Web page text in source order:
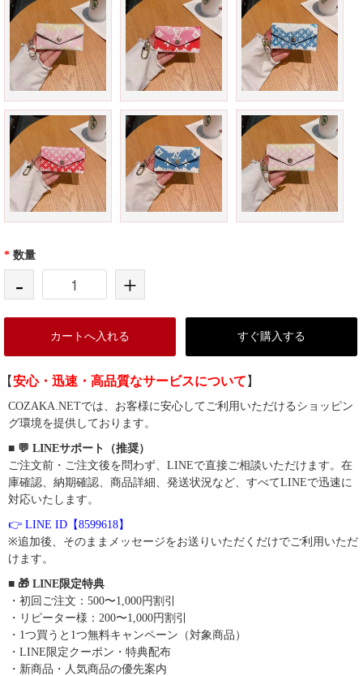
* 数量
- +
カートへ入れる すぐ購入する
【安心・迅速・高品質なサービスについて 】
COZAKA.NETでは、お客様に安心してご利用いただけるショッピン
グ環境を提供しております。
■ 💬 LINEサポート（推奨）
ご注文前・ご注文後を問わず、LINEで直接ご相談いただけます。在
庫確認、納期確認、商品詳細、発送状況など、すべてLINEで迅速に
対応いたします。
👉 LINE ID【8599618】
※追加後、そのままメッセージをお送りいただくだけでご利用いただ
けます。
■ 🎁 LINE限定特典
・初回ご注文：500〜1,000円割引
・リピーター様：200〜1,000円割引
・1つ買うと1つ無料キャンペーン（対象商品）
・LINE限定クーポン・特典配布
・新商品・人気商品の優先案内